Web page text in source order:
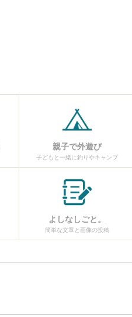
親子で外遊び
子どもと一緒に釣りやキャンプ
よしなしごと。
簡単な文章と画像の投稿